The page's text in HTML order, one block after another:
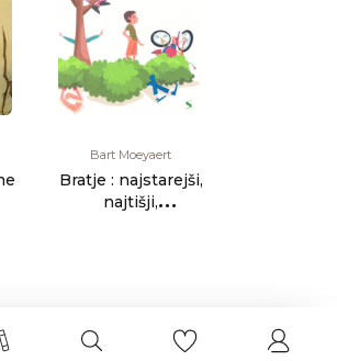
Bart Moeyaert
Bratje : najstarejši,
najtišji,